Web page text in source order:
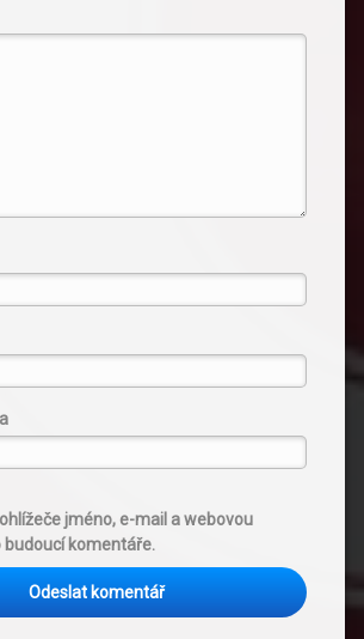
jméno, e-mail a webovou
budoucí komentáře.